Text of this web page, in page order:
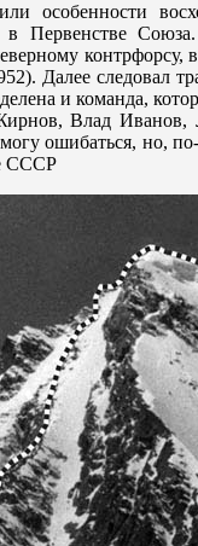
особенности
Первенстве
контрфорсу,
Далее следовал
и команда,
Влад Иванов,
ошибаться, но,
СССР